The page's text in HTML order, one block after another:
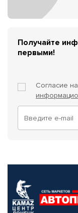
Получайте
первыми!
Согласие